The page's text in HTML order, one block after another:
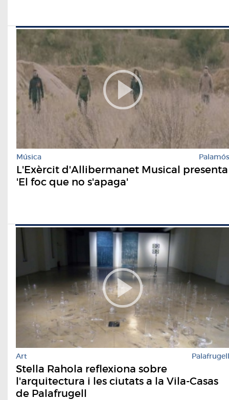
Música Palamós
L'Exèrcit d'Allibermanet Musical presenta
'El foc que no s'apaga'
Art Palafrugell
Stella Rahola reflexiona sobre
l'arquitectura i les ciutats a la Vila-Casas
de Palafrugell